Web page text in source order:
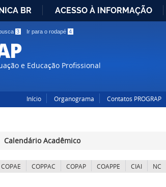
BR ACESSO À INFORMAÇÃO
3 Ir para o rodapé 4
e Educação Profissional
Início Organograma Contatos PROGRAP
Calendário Acadêmico
COPAE COPPAC COPAP COAPPE CIAI NC